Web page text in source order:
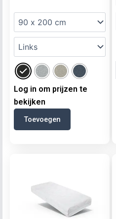
Log in om prijzen te
bekijken
Toevoegen